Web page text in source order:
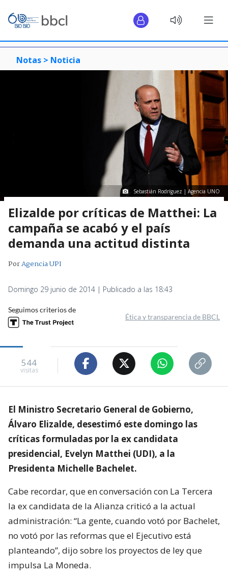
Notas > Noticia
Sebastián Rodríguez | Agencia UNO
Elizalde por críticas de Matthei: La
campaña se acabó y el país
demanda una actitud distinta
PorAgencia UPI
Domingo 29 junio de 2014 | Publicado a las 18:43
Seguimos criterios de
Ética y transparencia de BBCL
544
visitas
El Ministro Secretario General de Gobierno,
Álvaro Elizalde, desestimó este domingo las
críticas formuladas por la ex candidata
presidencial, Evelyn Matthei (UDI), a la
Presidenta Michelle Bachelet.
Cabe recordar, que en conversación con La Tercera
la ex candidata de la Alianza criticó a la actual
administración: “La gente, cuando votó por Bachelet,
no votó por las reformas que el Ejecutivo está
planteando”, dijo sobre los proyectos de ley que
impulsa La Moneda.